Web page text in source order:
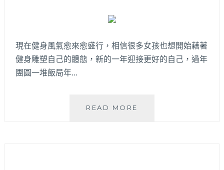
出
好
現在健身風氣愈來愈盛行，相信很多女孩也想開始藉著
健身雕塑自己的體態，新的一年迎接更好的自己，過年
團圓一堆飯局年…
READ MORE